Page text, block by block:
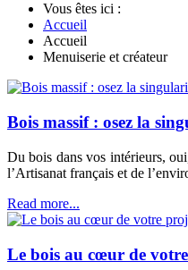
Vous êtes ici :
Accueil
Accueil
Menuiserie et créateur
Bois massif : osez la
Du bois dans vos intérieurs,
l’Artisanat français et de
Read more...
Le bois au cœur de